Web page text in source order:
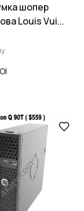
шопер
Louis Vui...